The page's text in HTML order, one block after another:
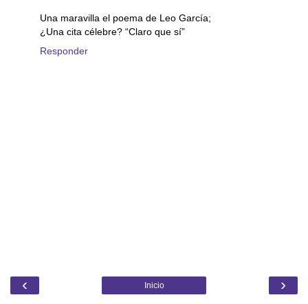
Una maravilla el poema de Leo García;
¿Una cita célebre? “Claro que sí”
Responder
‹ ›
Inicio